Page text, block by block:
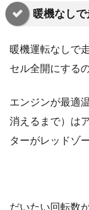
暖機なし
暖機運転なしで
セル全開にする
エンジンが最適
消えるまで）は
ターがレッドゾ
だいたい回転数